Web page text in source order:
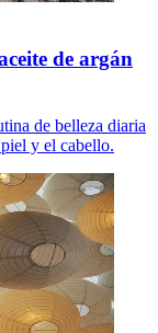
de argán
de belleza diaria
y el cabello.